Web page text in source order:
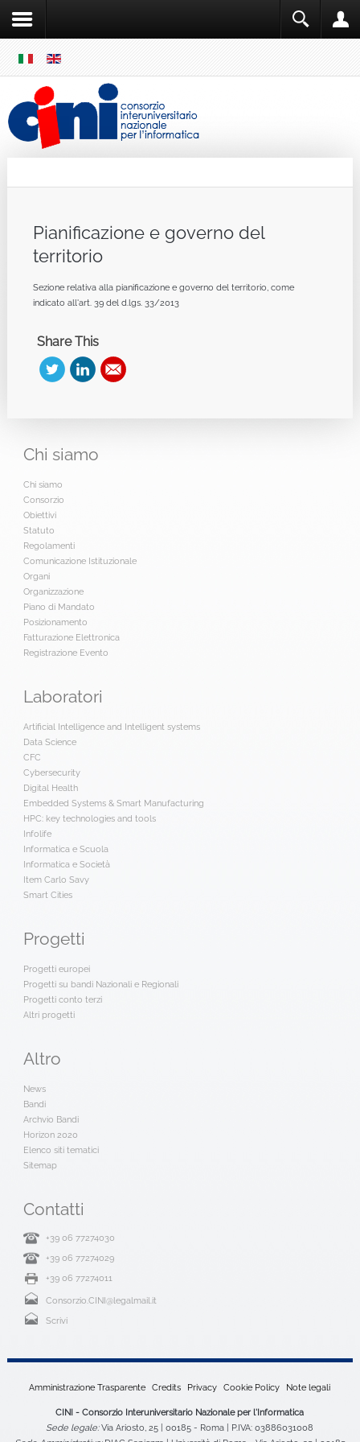
MENU
Pianificazione e governo del
territorio
Sezione relativa alla pianificazione e governo del territorio, come
indicato all'art. 39 del d.lgs. 33/2013
Share This
Chi siamo
Chi siamo
Consorzio
Obiettivi
Statuto
Regolamenti
Comunicazione Istituzionale
Organi
Organizzazione
Piano di Mandato
Posizionamento
Fatturazione Elettronica
Registrazione Evento
Laboratori
Artificial Intelligence and Intelligent systems
Data Science
CFC
Cybersecurity
Digital Health
Embedded Systems & Smart Manufacturing
HPC: key technologies and tools
Infolife
Informatica e Scuola
Informatica e Società
Item Carlo Savy
Smart Cities
Progetti
Progetti europei
Progetti su bandi Nazionali e Regionali
Progetti conto terzi
Altri progetti
Altro
News
Bandi
Archvio Bandi
Horizon 2020
Elenco siti tematici
Sitemap
Contatti
+39 06 77274030
+39 06 77274029
+39 06 77274011
Consorzio.CINI@legalmail.it
Scrivi
Amministrazione Trasparente Credits Privacy Cookie Policy Note legali
CINI - Consorzio Interuniversitario Nazionale per l'Informatica
Sede legale:Via Ariosto, 25 | 00185 - Roma | P.IVA: 03886031008